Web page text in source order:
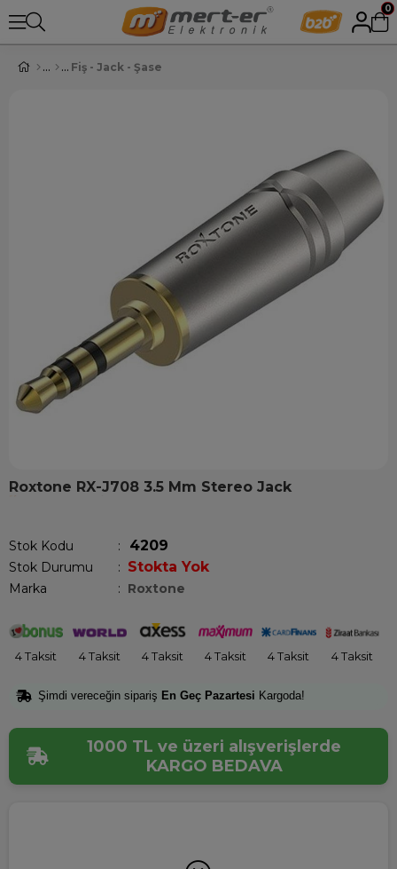
0
Fiş - Jack - Şase
Roxtone RX-J708 3.5 Mm Stereo Jack
Stok Kodu 4209
Stok Durumu : Stokta Yok
Marka : Roxtone
4 Taksit 4 Taksit 4 Taksit 4 Taksit 4 Taksit 4 Taksit
Şimdi vereceğin sipariş En Geç Pazartesi Kargoda!
1000 TL ve üzeri alışverişlerde
KARGO BEDAVA